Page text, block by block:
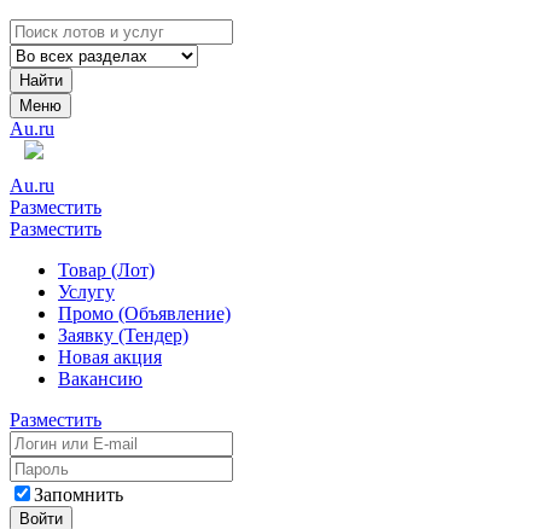
Найти
Меню
Au.ru
Au.ru
Разместить
Разместить
Товар (Лот)
Услугу
Промо (Объявление)
Заявку (Тендер)
Новая акция
Вакансию
Разместить
Запомнить
Войти